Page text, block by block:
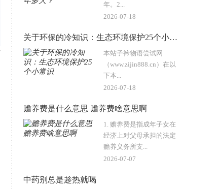
年。2...
2026-07-18
关于环保的冷知识：生态环境保护25个小常识
本站子衿物语尝试网
（www.zijin888.cn）在以
下本...
2026-07-18
赡养费是什么意思 赡养费啥意思啊
1. 赡养费是指成年子女在
经济上对父母承担的法定
赡养义务所支...
2026-07-07
中药别总是趁热就喝